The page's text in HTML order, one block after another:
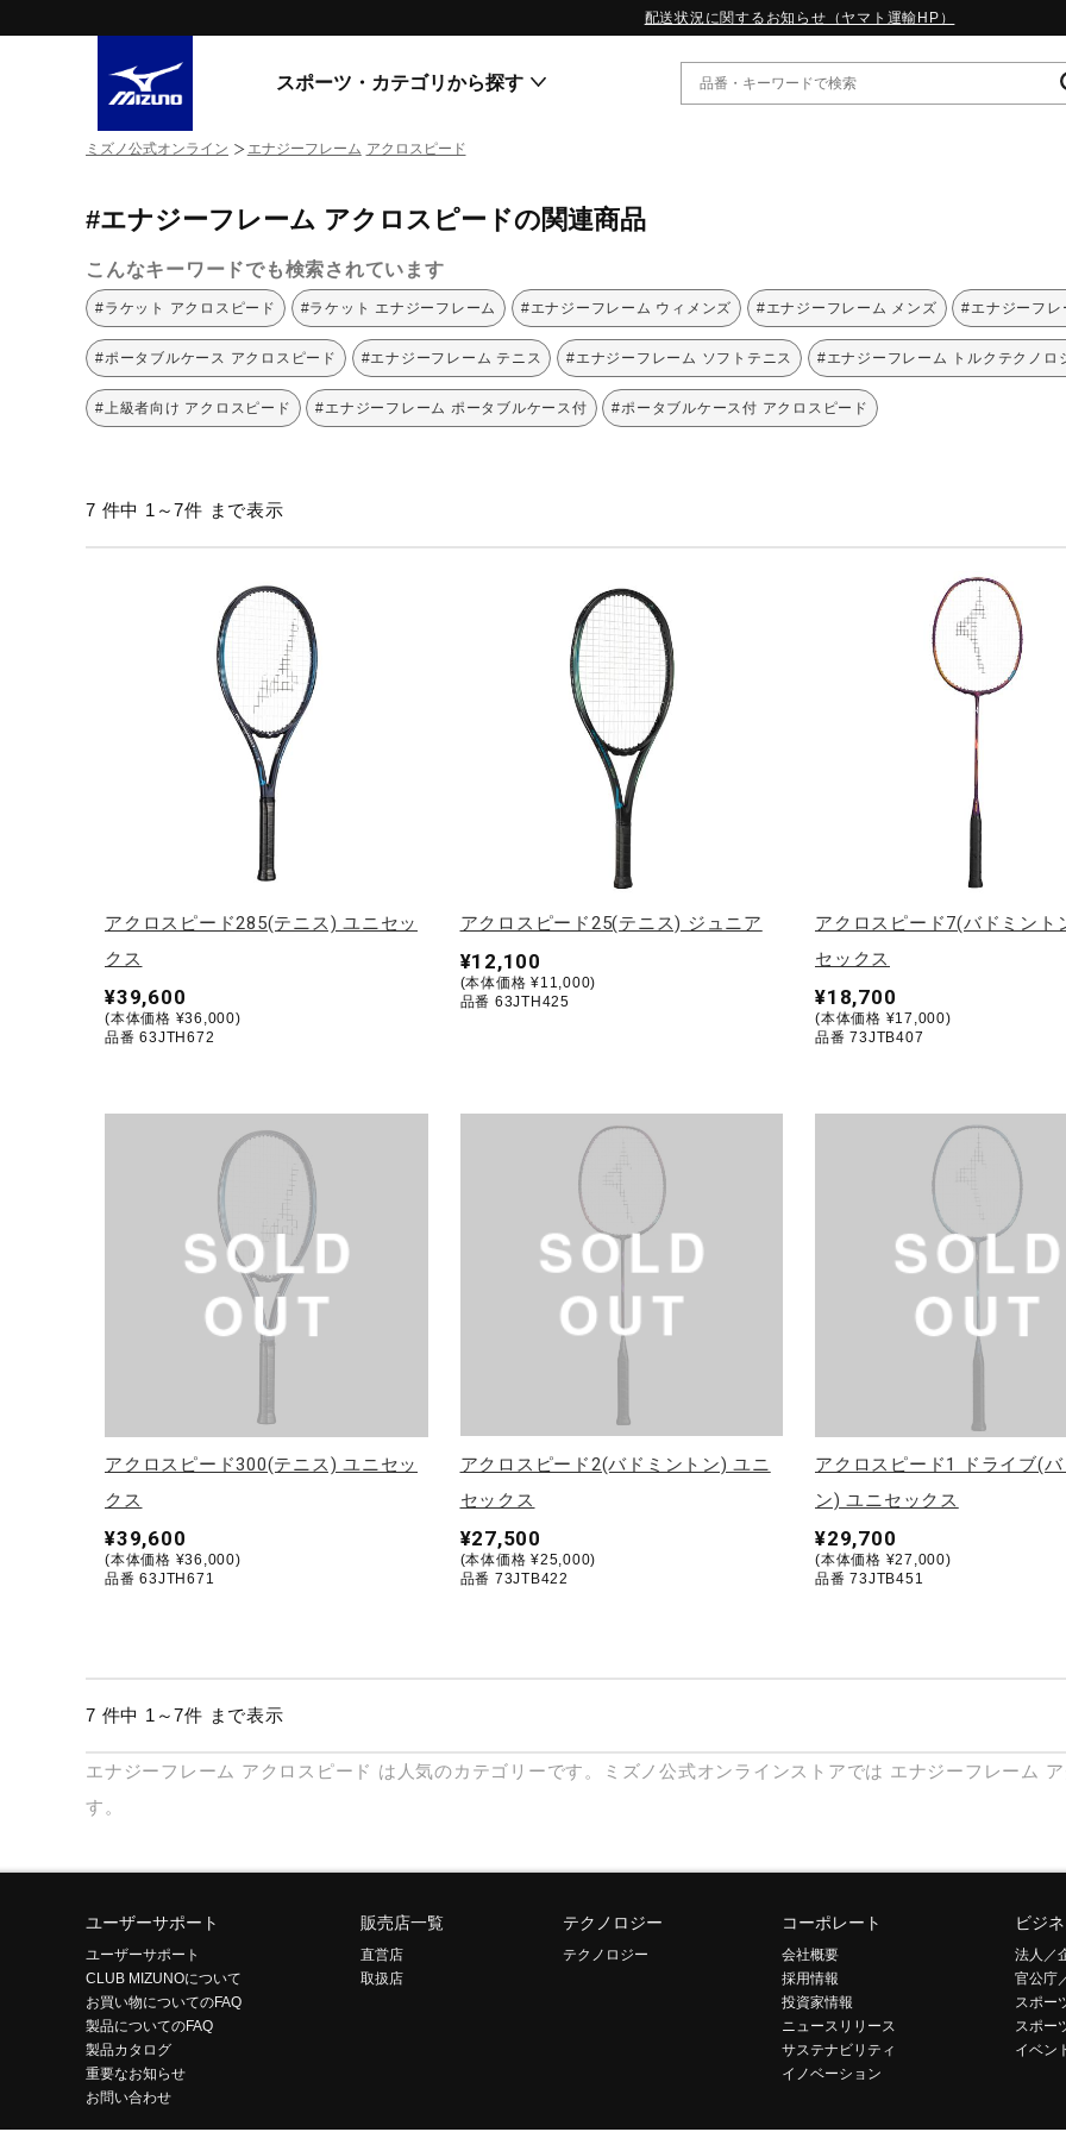
配送状況に関するお知らせ（ヤマト運輸HP）
スポーツ・カテゴリから探す
ライフスタイルウエア
ランニング
サッカー／フットサル
トレーニング
野球
バレーボール
インナー
寝具／ミズノスリープ
サポーター
健康／エクササイズ
WAVE PROPHECY
MORELIA LS
WAVE RIDER
MXR
ゴアテックス
コラボレーション
その他シリーズ
W.PROPHECY1｜特集
WP MAGIC MITA｜特集
WP STRAP｜特集
スペシャルカラーパック｜特集
WP STRAP 2｜特集
マーガレット・ハウエル｜特集
ミズノ公式オンライン エナジーフレーム アクロスピード
#エナジーフレーム アクロスピードの関連商品
こんなキーワードでも検索されています
#ラケット アクロスピード #ラケット エナジーフレーム #エナジーフレーム ウィメンズ #エナジーフレーム メンズ #エナジーフレ
#ポータブルケース アクロスピード #エナジーフレーム テニス #エナジーフレーム ソフトテニス #エナジーフレーム トルクテクノロ
#上級者向け アクロスピード #エナジーフレーム ポータブルケース付 #ポータブルケース付 アクロスピード
7 件中 1～7件 まで表示
アクロスピード285(テニス) ユニセッ
クス
¥39,600
(本体価格 ¥36,000)
品番 63JTH672
アクロスピード25(テニス) ジュニア
¥12,100
(本体価格 ¥11,000)
品番 63JTH425
アクロスピード7(バドミント
セックス
¥18,700
(本体価格 ¥17,000)
品番 73JTB407
アクロスピード300(テニス) ユニセッ
クス
¥39,600
(本体価格 ¥36,000)
品番 63JTH671
アクロスピード2(バドミントン) ユニ
セックス
¥27,500
(本体価格 ¥25,000)
品番 73JTB422
アクロスピード1 ドライブ(バ
ン) ユニセックス
¥29,700
(本体価格 ¥27,000)
品番 73JTB451
7 件中 1～7件 まで表示
エナジーフレーム アクロスピード は人気のカテゴリーです。ミズノ公式オンラインストアでは エナジーフレーム
す。
ユーザーサポート
ユーザーサポート
CLUB MIZUNOについて
お買い物についてのFAQ
製品についてのFAQ
製品カタログ
重要なお知らせ
お問い合わせ
販売店一覧
直営店
取扱店
テクノロジー
テクノロジー
コーポレート
会社概要
採用情報
投資家情報
ニュースリリース
サステナビリティ
イノベーション
ビジ
法人／
官公庁
スポー
スポー
イベン